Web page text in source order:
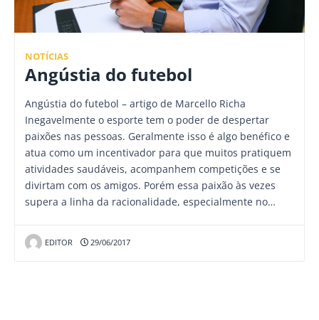
NOTÍCIAS
Angústia do futebol
Angústia do futebol – artigo de Marcello Richa
Inegavelmente o esporte tem o poder de despertar
paixões nas pessoas. Geralmente isso é algo benéfico e
atua como um incentivador para que muitos pratiquem
atividades saudáveis, acompanhem competições e se
divirtam com os amigos. Porém essa paixão às vezes
supera a linha da racionalidade, especialmente no…
EDITOR 29/06/2017